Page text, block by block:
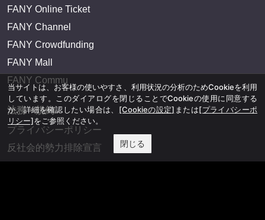
FANY Online Ticket
FANY Channel
FANY Crowdfunding
FANY Mall
FANY Commu
法務・規約
プライバシーポリシー
反社会的勢力排除宣言
当サイトは、お客様の使いやすさ、利用状況の分析のためCookieを利用
しています。このダイアログを閉じることでCookieの使用に同意する
か、詳細を確認したい場合は、 [Cookieの設定] または[プライバシーポ
リシー]をご参照ください。
閉じる